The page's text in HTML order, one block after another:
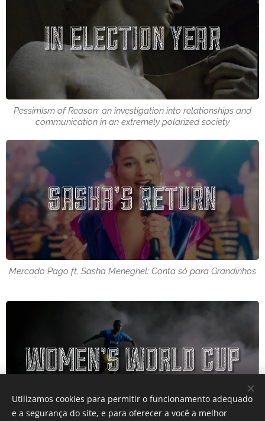
Pessimism of Reason: an investigation into relationships and
communication in an extremely polarized society
Mercado Pago ft. Sasha Meneghel: Conta só para Grandinhos
Utilizamos cookies para permitir o funcionamento adequado
e a segurança do site, e para oferecer a você a melhor